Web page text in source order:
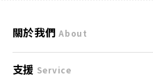
關於我們 About
刊登規範
支援 Service